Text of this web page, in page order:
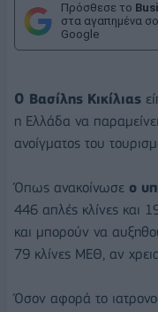
Πρόσθεσε το
στα αγαπημένα
Google
O Βασίλης Κικίλιας
η Ελλάδα να
ανοίγματος του
Όπως ανακοίνωσε ο
446 απλές κλίνες και
και μπορούν να
79 κλίνες ΜΕΘ, αν
Όσον αφορά το